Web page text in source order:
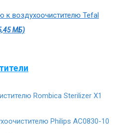
к воздухоочистителю Tefal
МБ)
Rombica Sterilizer X1
Philips AC0830-10